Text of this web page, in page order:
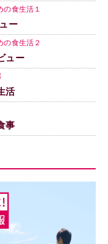
食生活１
ー
食生活２
ュー
活
事